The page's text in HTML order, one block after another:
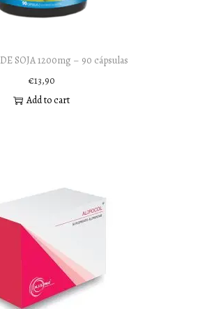
SOJA 1200mg – 90 cápsulas
€13,90
Add to cart